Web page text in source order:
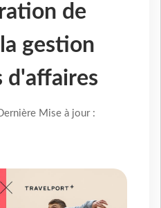
de
gestion
d'affaires
Mise à jour :